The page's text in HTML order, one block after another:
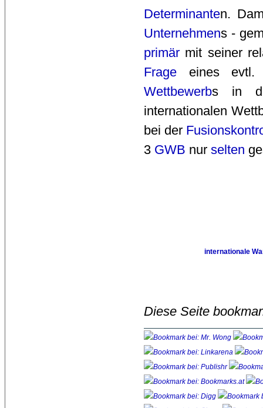
Determinanten.
Unternehmens -
primär mit seiner
Frage eines
Wettbewerbs in
internationalen
bei der
3 GWB nur selten
internationale
Diese Seite